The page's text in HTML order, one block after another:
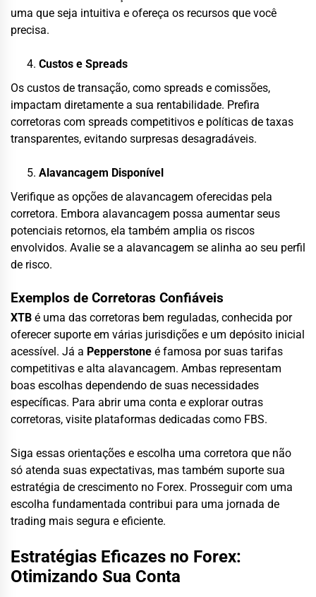
uma que seja intuitiva e ofereça os recursos que você
precisa.
Custos e Spreads
Os custos de transação, como spreads e comissões,
impactam diretamente a sua rentabilidade. Prefira
corretoras com spreads competitivos e políticas de taxas
transparentes, evitando surpresas desagradáveis.
Alavancagem Disponível
Verifique as opções de alavancagem oferecidas pela
corretora. Embora alavancagem possa aumentar seus
potenciais retornos, ela também amplia os riscos
envolvidos. Avalie se a alavancagem se alinha ao seu perfil
de risco.
Exemplos de Corretoras Confiáveis
XTB é uma das corretoras bem reguladas, conhecida por
oferecer suporte em várias jurisdições e um depósito inicial
acessível. Já a Pepperstone é famosa por suas tarifas
competitivas e alta alavancagem. Ambas representam
boas escolhas dependendo de suas necessidades
específicas. Para abrir uma conta e explorar outras
corretoras, visite plataformas dedicadas como FBS.
Siga essas orientações e escolha uma corretora que não
só atenda suas expectativas, mas também suporte sua
estratégia de crescimento no Forex. Prosseguir com uma
escolha fundamentada contribui para uma jornada de
trading mais segura e eficiente.
Estratégias Eficazes no Forex:
Otimizando Sua Conta